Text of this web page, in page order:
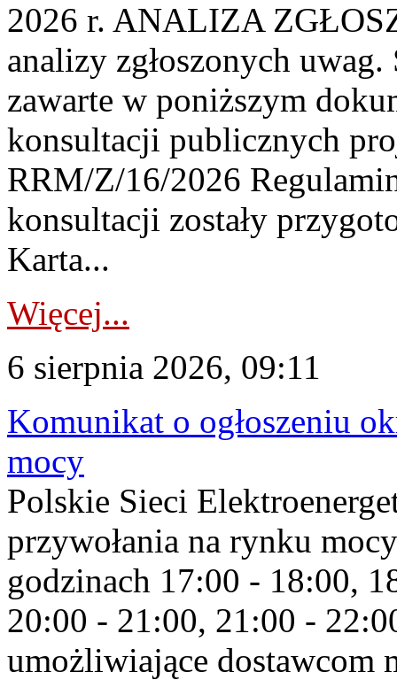
2026 r. ANALIZA
analizy zgłoszonych
zawarte w poniższym
konsultacji publicznych
RRM/Z/16/2026
konsultacji zostały
Karta...
Więcej...
6 sierpnia 2026, 09:11
Komunikat o ogłoszeniu
mocy
Polskie Sieci
przywołania na rynku
godzinach 17:00 - 18:00,
20:00 - 21:00, 21:00 -
umożliwiające dostawcom